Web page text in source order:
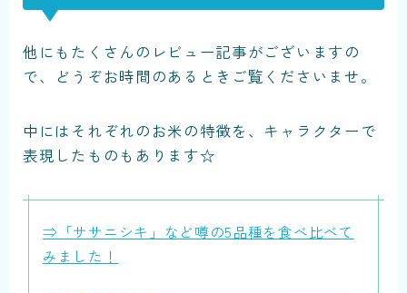
他にもたくさんのレビュー記事がございますの
で、どうぞお時間のあるときご覧くださいませ。
中にはそれぞれのお米の特徴を、キャラクターで
表現したものもあります☆
⇒「ササニシキ」など噂の5品種を食べ比べて
みました！